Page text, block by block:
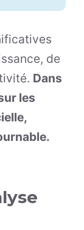
de
Dans
les